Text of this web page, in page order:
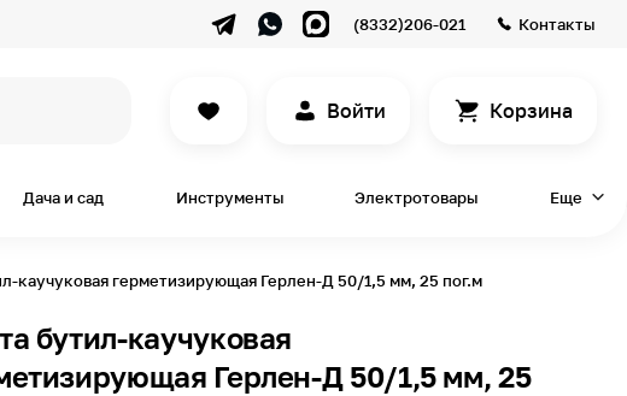
(8332)206-021 Контакты
Войти Корзина
Дача и сад Инструменты Электротовары Еще
каучуковая герметизирующая Герлен-Д 50/1,5 мм, 25 пог.м
бутил-каучуковая
Герлен-Д 50/1,5 мм, 25